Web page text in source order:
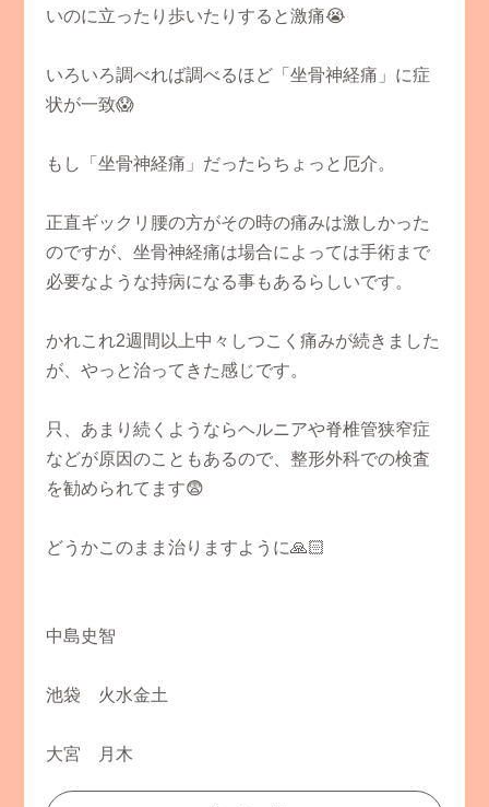
いのに立ったり歩いたりすると激痛😭
いろいろ調べれば調べるほど「坐骨神経痛」に症
状が一致😱
もし「坐骨神経痛」だったらちょっと厄介。
正直ギックリ腰の方がその時の痛みは激しかった
のですが、坐骨神経痛は場合によっては手術まで
必要なような持病になる事もあるらしいです。
かれこれ2週間以上中々しつこく痛みが続きました
が、やっと治ってきた感じです。
只、あまり続くようならヘルニアや脊椎管狭窄症
などが原因のこともあるので、整形外科での検査
を勧められてます😨
どうかこのまま治りますように🙏🏻
中島史智
池袋 火水金土
大宮 月木